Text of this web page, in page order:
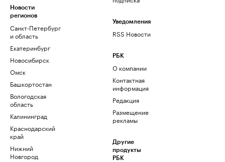
Новости
регионов
Санкт-Петербург
и область
Екатеринбург
Новосибирск
Омск
Башкортостан
Вологодская
область
Калининград
Краснодарский
край
Нижний
Новгород
Уведомления
RSS Новости
РБК
О компании
Контактная
информация
Редакция
Размещение
рекламы
Другие
продукты
РБК